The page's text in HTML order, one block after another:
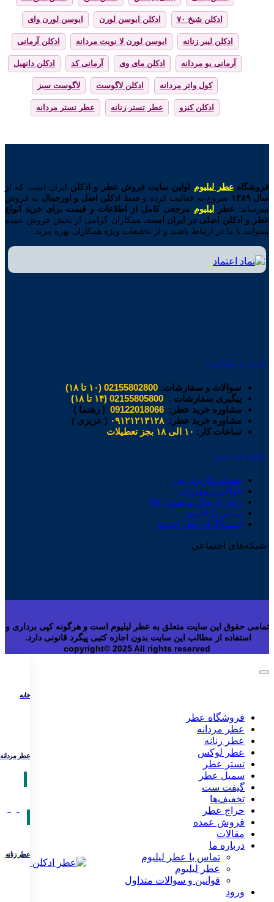
ادکلن شیخ ۷۰ ادکلن ایوسن لورن ایوسن لورن وای
ادکلن لیبر زنانه ایوسن لورن لا نویت مردانه ادکلن آرمانی
آرمانی یو مردانه ادکلن مای وی آرمانی کد ادکلن دانهیل
کول واتر مردانه ادکلن لاگوست لاگوست سبز
ادکلن کنزو عطر تستر زنانه عطر تستر مردانه
فروشگاهعطر لیلیوم اولین سایت فروش عطر و ادکلن ایران است که از
سال ۱۳۸۹
شروع به فعالیت کرده و فقط ادکلن اصل و اورجینال به فروش
میرساند. عطر لیلیوم مرجعی کامل از اطلاعات و قیمت برای خرید انواع
عطر و ادکلن اصلی در ایران است. همکاران گرامی از بخش فروش عمده
میتوانند با ما در ارتباط باشند و از تخفیفات ویژه همکاران بهره ببرند.
خرید و مشاوره
سوالات و سفارشات: 02155802800 (۱۰ تا ۱۸)
پیگیری سفارشات : 02155805800 (۱۴ تا ۱۸)
مشاوره خرید عطر: 09122018066 ( رهنما )
مشاوره خرید عطر: ۰۹۱۲۱۲۱۳۱۲۸ ( عزیزی )
ساعات کار: ۱۰ الی ۱۸ بجز تعطیلات
راهنمای خرید
حساب کاربری من
قوانین و مقررات
زمان ارسال و تحویل کالا
تماس با لیلیوم
اینستاگرام عطر لیلیوم
شبکه‌های اجتماعی
تمامی حقوق این سایت متعلق به عطر لیلیوم است و هرگونه کپی برداری و
استفاده از مطالب این سایت بدون اجازه کتبی پیگرد قانونی دارد.
copyright© 2025 All rights reserved
فروشگاه عطر
عطر مردانه
عطر زنانه
عطر لوکس
تستر عطر
سمپل عطر
گیفت ست
تخفیف‌ها
حراج عطر
فروش عمده
مقالات
درباره ما
تماس با عطر لیلیوم
عطر لیلیوم
قوانین و سوالات متداول
ورود
خانه
عطر مردانه
عطر زنانه